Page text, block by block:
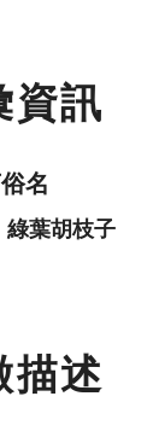
資訊
名
綠葉胡枝子
描述